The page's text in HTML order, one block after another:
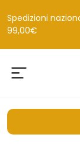
Spedizioni
99,00€